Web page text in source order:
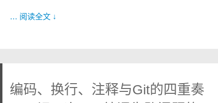
… 阅读全文 ↓
编码、换行、注释与Git的四重奏